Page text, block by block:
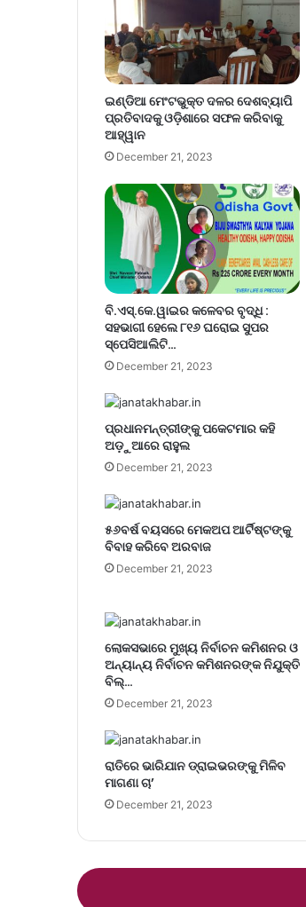
ଇଣ୍ଡିଆ ମେଂଟଭୁକ୍ତ ଦଳର ଦେଶବ୍ୟାପି
ପ୍ରତିବାଦକୁ ଓଡ଼ିଶାରେ ସଫଳ କରିବାକୁ
ଆହ୍ୱାନ
December 21, 2023
ବି.ଏସ୍.କେ.ୱାଇର କଳେବର ବୃଦ୍ଧି :
ସହଭାଗୀ ହେଲେ ୮୧୬ ଘରୋଇ ସୁପର
ସ୍ପେସିଆଲିଟି…
December 21, 2023
ପ୍ରଧାନମନ୍ତ୍ରୀଙ୍କୁ ପକେଟମାର କହି
ଅଡ଼ୁଆରେ ରାହୁଲ
December 21, 2023
୫୬ବର୍ଷ ବୟସରେ ମେକଅପ ଆର୍ଟିଷ୍ଟଙ୍କୁ
ବିବାହ କରିବେ ଅରବାଜ
December 21, 2023
ଲୋକସଭାରେ ମୁଖ୍ୟ ନିର୍ବାଚନ କମିଶନର ଓ
ଅନ୍ୟାନ୍ୟ ନିର୍ବାଚନ କମିଶନରଙ୍କ ନିଯୁକ୍ତି
ବିଲ୍…
December 21, 2023
ରାତିରେ ଭାରିଯାନ ଡ୍ରାଇଭରଙ୍କୁ ମିଳିବ
ମାଗଣା ଚା’
December 21, 2023